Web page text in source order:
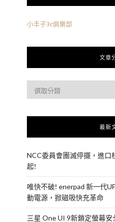
小丰子3c俱樂部
文章
最新
NCC委員會團滅停擺，進口
起!
唯快不破! enerpad 新一代
動電源，掀磁吸快充革命
三星 One UI 9新鎖定螢幕